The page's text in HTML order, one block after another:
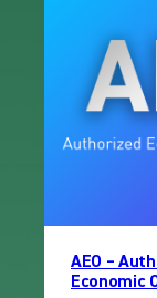
AEO –
Economic